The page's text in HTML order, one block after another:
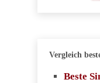
Vergleich
Beste